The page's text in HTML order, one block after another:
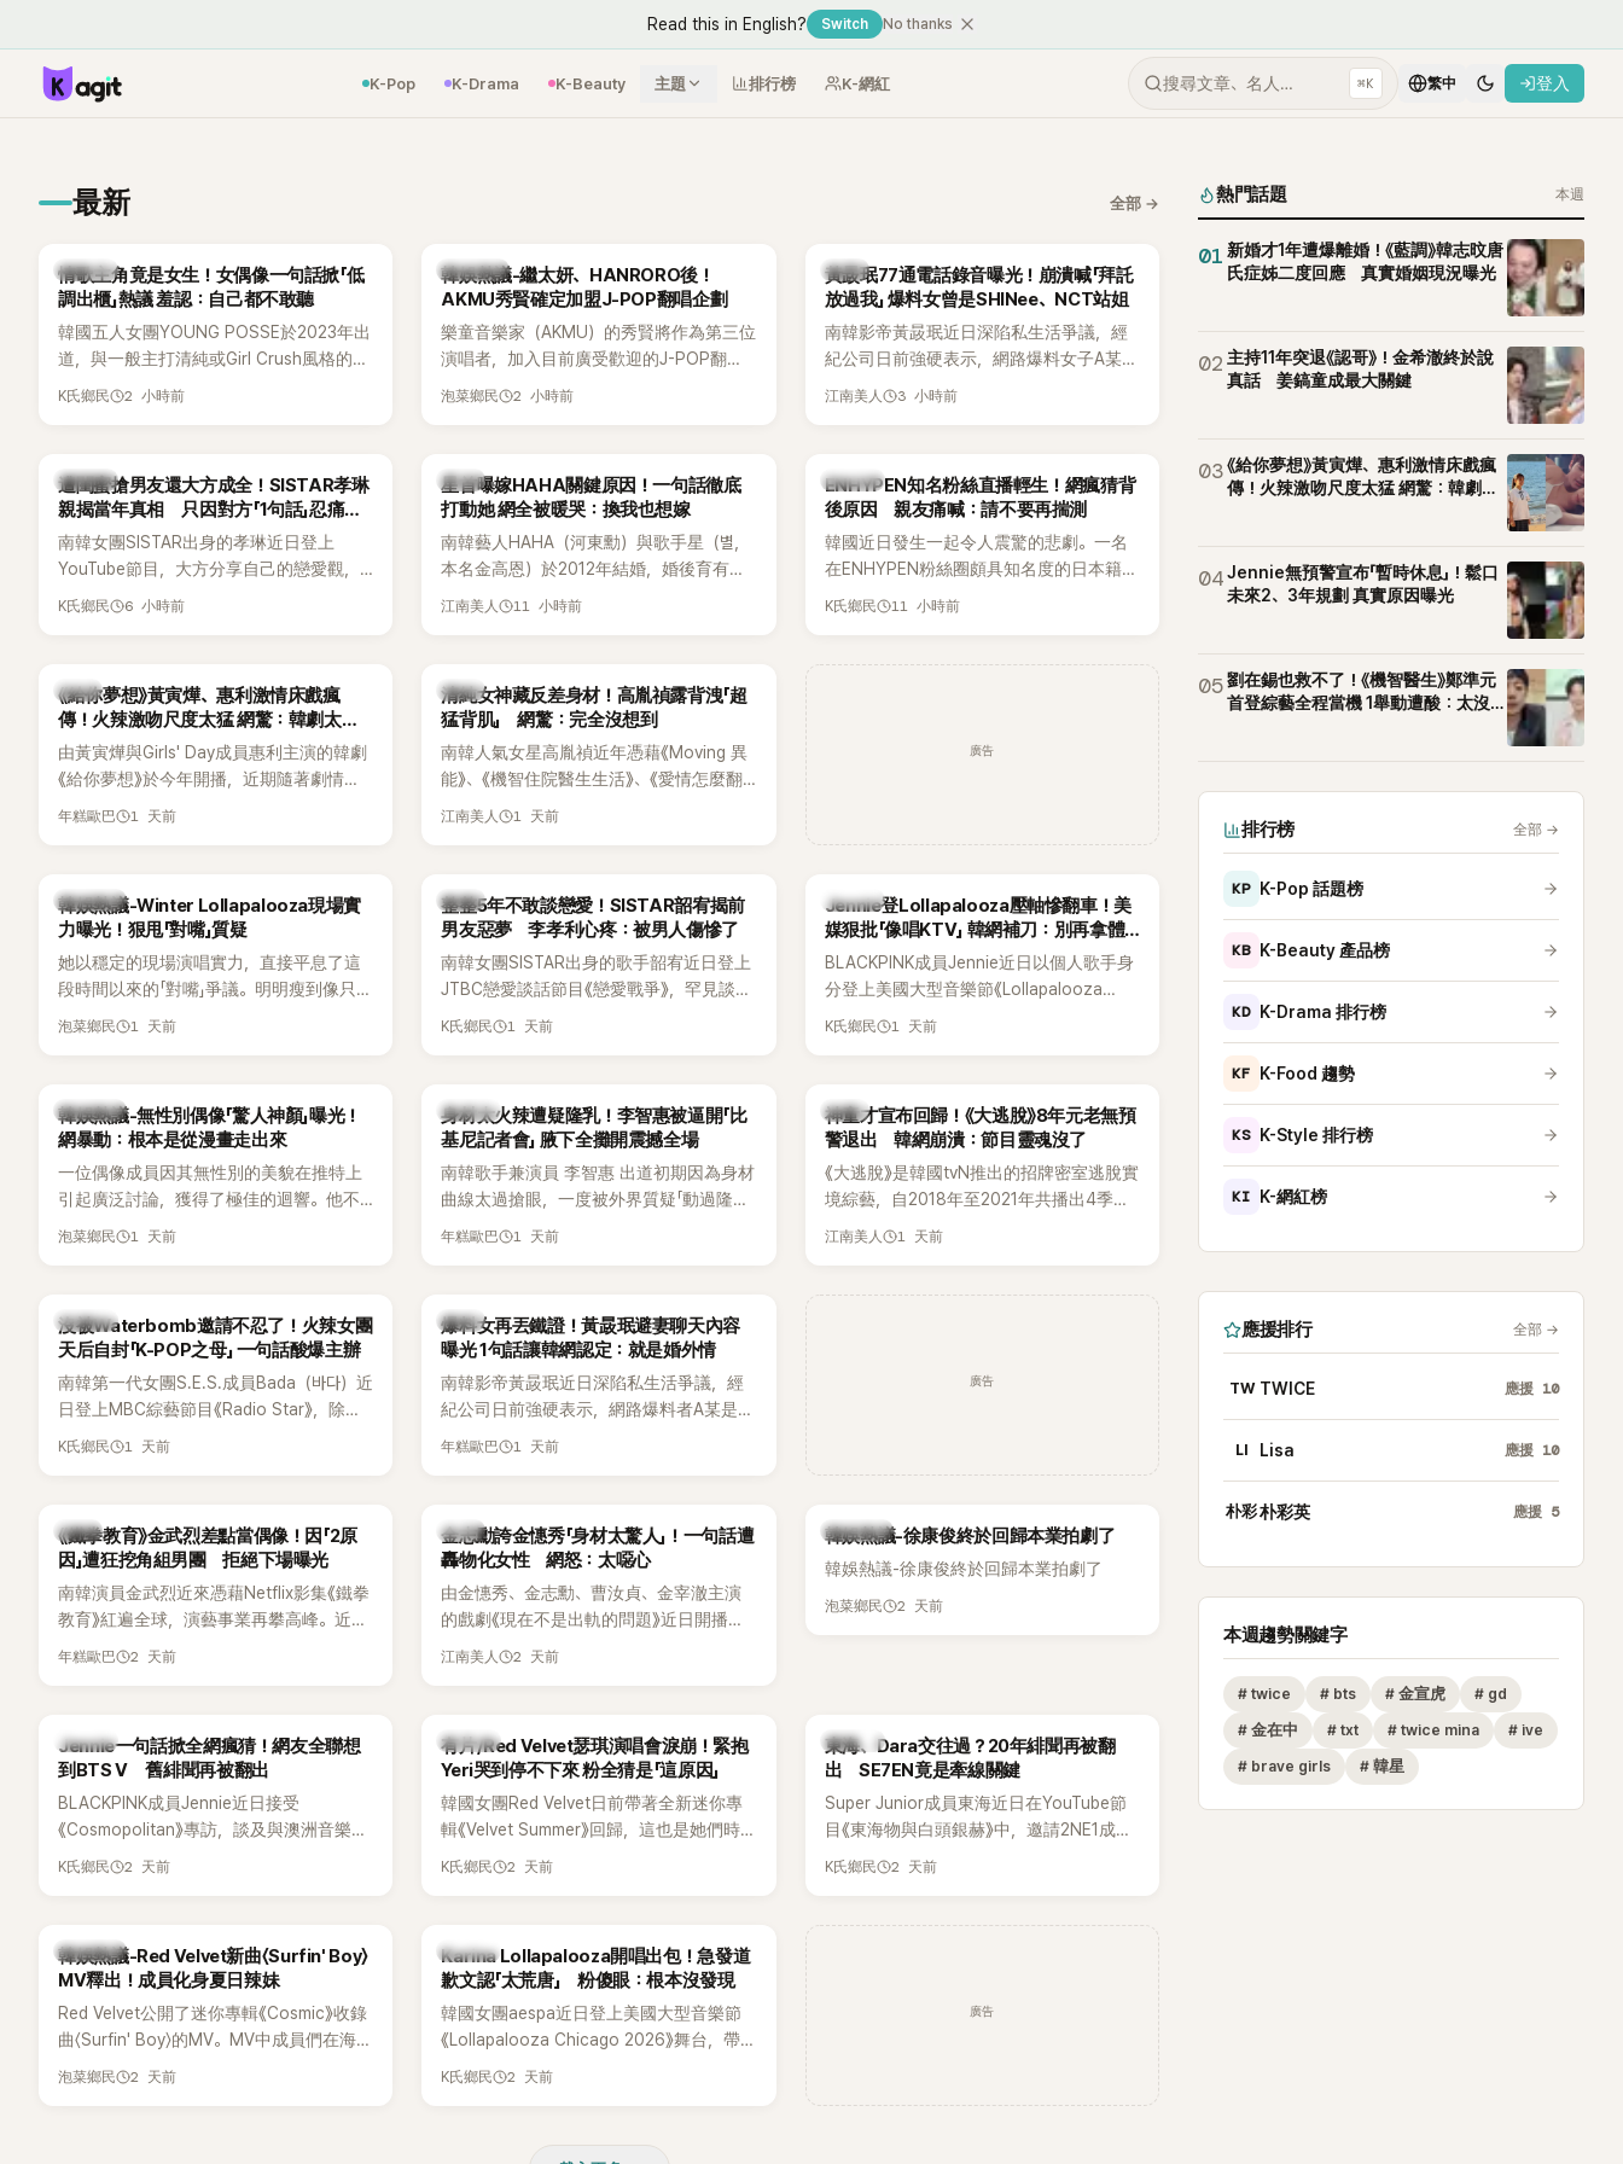
Read this in English? Switch No thanks
K-Pop K-Drama K-Beauty 主題 排行榜 K-網紅 搜尋文章、名人… ⌘K 繁中 登入
最新 全部 →
K-POP
情歌主角竟是女生！女偶像一句話掀「低
調出櫃」熱議 羞認：自己都不敢聽
韓國五人女團YOUNG POSSE於2023年出
道，與一般主打清純或Girl Crush風格的女
團不同，她們以濃厚的Hip-Hop元素、自
的音樂風格，在海外尤其是歐美市場累積
不少人氣，逐漸成為第五代女團中極具辨
識度的新生代代表之一。
K氏鄉民 2 小時前
熱議討論
韓娛熱議-繼太妍、HANRORO後！
AKMU秀賢確定加盟J-POP翻唱企劃
樂童音樂家（AKMU）的秀賢將作為第三位
演唱者，加入目前廣受歡迎的J-POP翻唱
企劃。繼太妍和Hanroro之後，秀賢已獲
泡菜鄉民 2 小時前
韓星
黃晸珉77通電話錄音曝光！崩潰喊「拜託
放過我」 爆料女曾是SHINee、NCT站姐
南韓影帝黃晸珉近日深陷私生活爭議，經
紀公司日前強硬表示，網路爆料女子A某涉
嫌長期跟蹤黃晸珉，已正式採取法律行
的單方面騷擾。如今，韓媒《Dispatch》再
曝光雙方77通電話的錄音內容，而A也首
度承認自己過去曾是SHINee、NCT等偶像
團體的「站姐」，事件持續延燒。
江南美人 3 小時前
K-POP
遭閨蜜搶男友還大方成全！SISTAR孝琳
親揭當年真相 只因對方「1句話」忍痛放
手
南韓女團SISTAR出身的孝琳近日登上
YouTube節目，大方分享自己的戀愛觀，
更首度坦承過去曾遭最好的朋友搶走男
K氏鄉民 6 小時前
韓星
星首曝嫁HAHA關鍵原因！一句話徹底
打動她 網全被暖哭：換我也想嫁
南韓藝人HAHA（河東勳）與歌手星（별，
本名金高恩）於2012年結婚，婚後育有兩
子一女，一家五口生活幸福美滿，也是韓
步入婚姻的最大理由。
江南美人 11 小時前
K-POP
ENHYPEN知名粉絲直播輕生！網瘋猜背
後原因 親友痛喊：請不要再揣測
韓國近日發生一起令人震驚的悲劇。一名
在ENHYPEN粉絲圈頗具知名度的日本籍女
粉絲，日前在TikTok直播期間輕生，最終
K氏鄉民 11 小時前
韓劇
《給你夢想》黃寅燁、惠利激情床戲瘋
傳！火辣激吻尺度太猛 網驚：韓劇太敢
拍
由黃寅燁與Girls' Day成員惠利主演的韓劇
《給你夢想》於今年開播，近期隨著劇情進
入高潮，男女主角的感情線快速升溫。最
年糕歐巴 1 天前
韓星
清純女神藏反差身材！高胤禎露背洩「超
猛背肌」 網驚：完全沒想到
南韓人氣女星高胤禎近年憑藉《Moving 異
能》、《機智住院醫生生活》、《愛情怎麼翻
譯？》、《努力克服自卑的我們》等多部熱門
近況照意外掀起熱議，不是因為仙氣十足
的美貌，而是藏在纖細身材下的超狂背肌
與肩膀線條，反差感十足，讓不少網友看
傻直呼：「原來她身材這麼猛！」
江南美人 1 天前
廣告
熱議討論
韓娛熱議-Winter Lollapalooza現場實
力曝光！狠甩「對嘴」質疑
她以穩定的現場演唱實力，直接平息了這
段時間以來的「對嘴」爭議。明明瘦到像只剩
骨頭，怎麼還能唱出這麼驚人的爆發力和
泡菜鄉民 1 天前
韓星
整整5年不敢談戀愛！SISTAR韶宥揭前
男友惡夢 李孝利心疼：被男人傷慘了
南韓女團SISTAR出身的歌手韶宥近日登上
JTBC戀愛談話節目《戀愛戰爭》，罕見談及
自己的感情生活，不僅坦言已經整整5年沒
K氏鄉民 1 天前
K-POP
Jennie登Lollapalooza壓軸慘翻車！美
媒狠批「像唱KTV」 韓網補刀：別再拿體
力當藉口
BLACKPINK成員Jennie近日以個人歌手身
分登上美國大型音樂節《Lollapalooza
Chicago》主舞台，不僅成為首位擔任該音
遭部分網友質疑，就連美國當地媒體也毫
不留情給出負評，甚至形容整場演出「就像
一場豪華KTV」。
K氏鄉民 1 天前
熱議討論
韓娛熱議-無性別偶像「驚人神顏」曝光！
網暴動：根本是從漫畫走出來
一位偶像成員因其無性別的美貌在推特上
引起廣泛討論，獲得了極佳的迴響。他不
僅外型出眾，舞技也備受讚譽。
泡菜鄉民 1 天前
K-POP
身材太火辣遭疑隆乳！李智惠被逼開「比
基尼記者會」 腋下全攤開震撼全場
南韓歌手兼演員 李智惠 出道初期因為身材
曲線太過搶眼，一度被外界質疑「動過隆乳
手術」，最後甚至被公司安排親上火線，召
口回憶這段「隆乳疑雲黑歷史」，話題再度被
翻出來熱議。 2日播出的 SBS 綜藝節目
《我的經紀人太難搞－秘書鎮》，邀請同時
兼顧工作與育兒的演藝圈代表「媽媽群」
——李智惠、李賢怡、李恩亨，以第13位
最近的新聞，李瑞鎮突然直球發問：「妳不
是上新聞了？說妳去做整形？是人中縮短
手術嗎？」一貫犀利又不留情的問法，讓現
場瞬間笑成一片。對此，李智惠也毫不閃
躲，淡定接招，兩人鬥嘴默契十足。 話題
會？」直接點名她當年的風波。李智惠聽了
忍不住笑說：「哥怎麼連這個都知道？」李瑞
鎮則回嘴：「那時候新聞鬧那麼大，不知道
才奇怪吧。」一來一往，氣氛反而更加輕
鬆。 談到當年情況，李智惠終於鬆口坦
言，當時確實被質疑動過隆胸手術。她回
自站出來說清楚。 李智惠進一步解釋，當
時隆胸手術幾乎只有「腋下切開」一種方式，
脆把腋下給大家看，證明我根本沒動過。」
一句話說完，全場瞬間炸鍋，來賓又驚又
笑。 事實上，早在 2006 年，李智惠就為
了證明自己沒有「隆乳」，真的召開了一場泳
年糕歐巴 1 天前
韓星
神童才宣布回歸！《大逃脫》8年元老無預
警退出 韓網崩潰：節目靈魂沒了
《大逃脫》是韓國tvN推出的招牌密室逃脫實
境綜藝，自2018年至2021年共播出4季，
由鄭鍾淵PD打造完整的「大逃脫宇宙
江南美人 1 天前
K-POP
沒被Waterbomb邀請不忍了！火辣女團
天后自封「K-POP之母」 一句話酸爆主辦
南韓第一代女團S.E.S.成員Bada（바다）近
日登上MBC綜藝節目《Radio Star》，除了
分享近況，還罕見公開向夏季音樂節
根本只是懂了皮毛。」一番話笑翻全場，也
引發網友熱議。
K氏鄉民 1 天前
韓星
爆料女再丟鐵證！黃晸珉避妻聊天內容
曝光 1句話讓韓網認定：就是婚外情
南韓影帝黃晸珉近日深陷私生活爭議，經
紀公司日前強硬表示，網路爆料者A某是涉
嫌長期跟蹤黃晸珉的嫌疑人，已採取法律
「雙向互動」，並非外界所稱的單方面騷擾。
年糕歐巴 1 天前
廣告
韓星
《鐵拳教育》金武烈差點當偶像！因「2原
因」遭狂挖角組男團 拒絕下場曝光
南韓演員金武烈近來憑藉Netflix影集《鐵拳
教育》紅遍全球，演藝事業再攀高峰。近日
被爆出一段鮮為人知的出道祕辛，原來他
年糕歐巴 2 天前
韓星
金志勳誇金憓秀「身材太驚人」！一句話遭
轟物化女性 網怒：太噁心
由金憓秀、金志勳、曹汝貞、金宰澈主演
的戲劇《現在不是出軌的問題》近日開播，
為宣傳新作品，四位主演一同出演
味，引發大量批評。
江南美人 2 天前
熱議討論
韓娛熱議-徐康俊終於回歸本業拍劇了
韓娛熱議-徐康俊終於回歸本業拍劇了
泡菜鄉民 2 天前
K-POP
Jennie一句話掀全網瘋猜！網友全聯想
到BTS V 舊緋聞再被翻出
BLACKPINK成員Jennie近日接受
《Cosmopolitan》專訪，談及與澳洲音樂人
Tame Impala合作推出〈Dracula（JENNIE
K氏鄉民 2 天前
K-POP
有片/Red Velvet瑟琪演唱會淚崩！緊抱
Yeri哭到停不下來 粉全猜是「這原因」
韓國女團Red Velvet日前帶著全新迷你專
輯《Velvet Summer》回歸，這也是她們時
隔2年再度推出新作品。為慶祝出道12週
度落淚，令人相當心疼。
K氏鄉民 2 天前
K-POP
東海、Dara交往過？20年緋聞再被翻
出 SE7EN竟是牽線關鍵
Super Junior成員東海近日在YouTube節
目《東海物與白頭銀赫》中，邀請2NE1成員
Dara擔任嘉賓。兩人不僅回憶出道前的青
K氏鄉民 2 天前
熱議討論
韓娛熱議-Red Velvet新曲〈Surfin' Boy〉
MV釋出！成員化身夏日辣妹
Red Velvet公開了迷你專輯《Cosmic》收錄
曲〈Surfin' Boy〉的MV。MV中成員們在海邊
享受夏日，展現了清爽活潑的魅力。
泡菜鄉民 2 天前
K-POP
Karina Lollapalooza開唱出包！急發道
歉文認「太荒唐」 粉傻眼：根本沒發現
韓國女團aespa近日登上美國大型音樂節
《Lollapalooza Chicago 2026》舞台，帶
來多首代表作與新歌演出，現場氣氛嗨
K氏鄉民 2 天前
廣告
熱門話題 本週
01 新婚才1年遭爆離婚！《藍調》韓志旼唐
氏症姊二度回應 真實婚姻現況曝光
02 主持11年突退《認哥》！金希澈終於說
真話 姜鎬童成最大關鍵
03《給你夢想》黃寅燁、惠利激情床戲瘋
傳！火辣激吻尺度太猛 網驚：韓劇太
04Jennie無預警宣布「暫時休息」！鬆口
未來2、3年規劃 真實原因曝光
05劉在錫也救不了！《機智醫生》鄭準元
首登綜藝全程當機 1舉動遭酸：太沒誠
排行榜 全部 →
KP K-Pop 話題榜
KB K-Beauty 產品榜
KD K-Drama 排行榜
KF K-Food 趨勢
KS K-Style 排行榜
KI K-網紅榜
應援排行 全部 →
TW TWICE 應援 10
LI Lisa 應援 10
朴彩朴彩英 應援 5
本週趨勢關鍵字
# twice # bts # 金宣虎 # gd
# 金在中 # txt # twice mina # ive
# brave girls # 韓星